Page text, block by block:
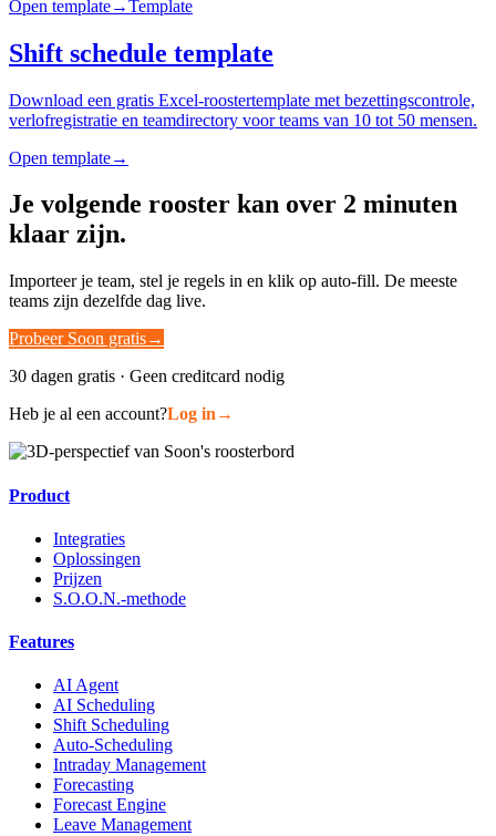
Open template→Template
Shift schedule template
Download een gratis Excel-roostertemplate met bezettingscontrole,
verlofregistratie en teamdirectory voor teams van 10 tot 50 mensen.
Open template→
Je volgende rooster kan over 2 minuten
klaar zijn.
Importeer je team, stel je regels in en klik op auto-fill. De meeste
teams zijn dezelfde dag live.
Probeer Soon gratis→
30 dagen gratis · Geen creditcard nodig
Heb je al een account?Log in →
Product
Integraties
Oplossingen
Prijzen
S.O.O.N.-methode
Features
AI Agent
AI Scheduling
Shift Scheduling
Auto-Scheduling
Intraday Management
Forecasting
Forecast Engine
Leave Management